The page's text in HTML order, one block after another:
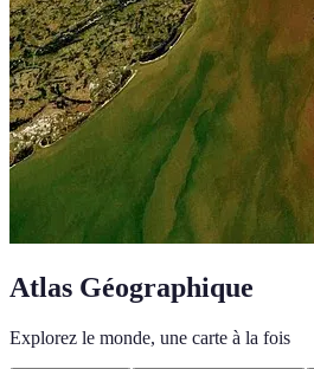
Atlas Géographique
Explorez le monde, une carte à la fois